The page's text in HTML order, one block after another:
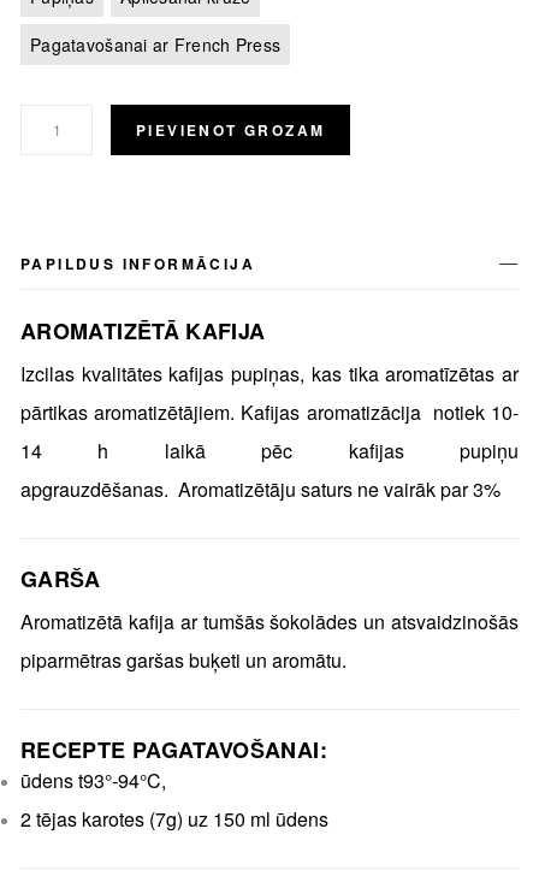
Pagatavošanai ar French Press
PIEVIENOT GROZAM
PAPILDUS INFORMĀCIJA
AROMATIZĒTĀ KAFIJA
Izcilas kvalitātes kafijas pupiņas, kas tika aromatīzētas ar
pārtikas aromatizētājiem. Kafijas aromatizācija notiek 10-
14 h laikā pēc kafijas pupiņu
apgrauzdēšanas. Aromatizētāju saturs ne vairāk par 3%
GARŠA
Aromatizētā kafija ar tumšās šokolādes un atsvaidzinošās
piparmētras garšas buķeti un aromātu.
RECEPTE PAGATAVOŠANAI:
ūdens t93°-94°C,
2 tējas karotes (7g) uz 150 ml ūdens